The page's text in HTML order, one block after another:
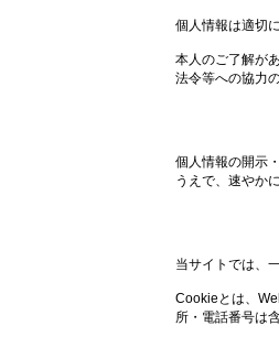
個人情報は適切
本人のご了解が
法令等への協力
個人情報の開示
うえで、速やか
当サイトでは、
Cookieとは、
所・電話番号は